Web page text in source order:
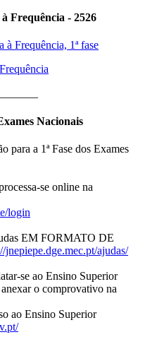
Frequência - 2526
Frequência, 1ª fase
Nacionais
para a 1ª Fase dos Exames
se online na
login
EM FORMATO DE
jnepiepe.dge.mec.pt/ajudas/
se ao Ensino Superior
o comprovativo na
ao Ensino Superior